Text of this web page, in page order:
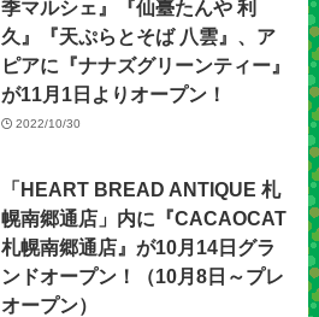
季マルシェ』『仙臺たんや 利
久』『天ぷらとそば 八雲』、ア
ピアに『ナナズグリーンティー』
が11月1日よりオープン！
2022/10/30
「HEART BREAD ANTIQUE 札
幌南郷通店」内に『CACAOCAT
札幌南郷通店』が10月14日グラ
ンドオープン！（10月8日～プレ
オープン）